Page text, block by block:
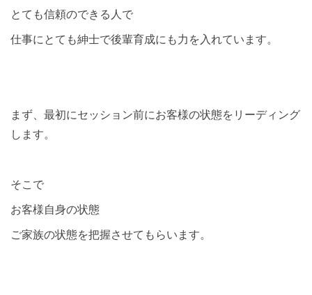
とても信頼のできる人で
仕事にとても紳士で後輩育成にも力を入れています。
まず、最初にセッション前にお客様の状態をリーディング
します。
そこで
お客様自身の状態
ご家族の状態を把握させてもらいます。